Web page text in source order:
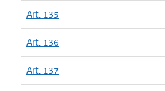
Art. 135
Art. 136
Art. 137